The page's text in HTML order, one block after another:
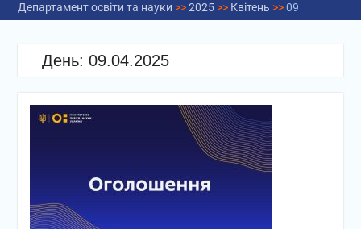
Департамент освіти та науки >>2025>> Квітень >>09
День: 09.04.2025